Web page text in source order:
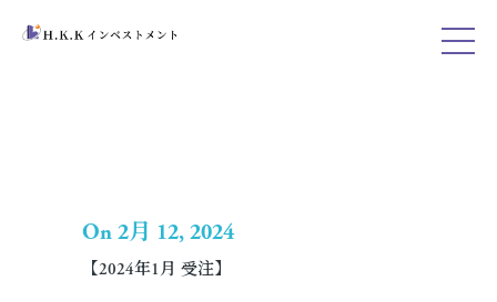
On 2月 12, 2024
【2024年1月 受注】